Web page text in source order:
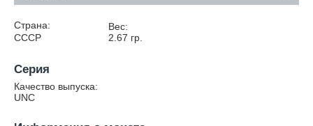
Страна:
СССР
Вес:
2.67 гр.
Серия
Качество выпуска:
UNC